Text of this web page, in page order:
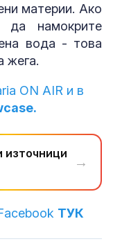
материи. Ако
намокрите
вода - това
жега.
ON AIR и в
източници
→
ТУК